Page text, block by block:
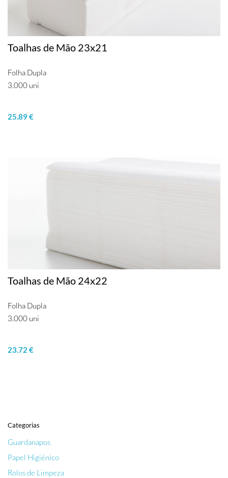
Toalhas de Mão 23x21
Folha Dupla
3.000 uni
25.89 €
Toalhas de Mão 24x22
Folha Dupla
3.000 uni
23.72 €
Categorias
Guardanapos
Papel Higiénico
Rolos de Limpeza